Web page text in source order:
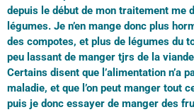
depuis le début de mon traitement me
légumes. Je n’en mange donc plus
des compotes, et plus de légumes du
peu lassant de manger tjrs de la
Certains disent que l’alimentation n’a
maladie, et que l’on peut manger tout
puis je donc essayer de manger des